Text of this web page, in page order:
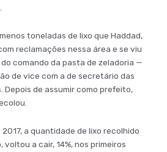
toneladas de lixo que Haddad,
reclamações nessa área e se viu
comando da pasta de zeladoria —
de vice com a de secretário das
Depois de assumir como prefeito,
a quantidade de lixo recolhido
voltou a cair, 14%, nos primeiros